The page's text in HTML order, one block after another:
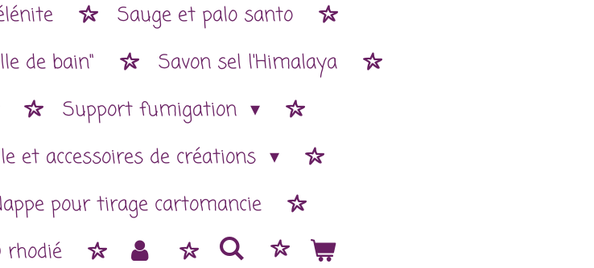
Sauge et palo santo
de bain"
Savon sel l'Himalaya
Support fumigation
et accessoires de créations
pour tirage cartomancie
rhodié